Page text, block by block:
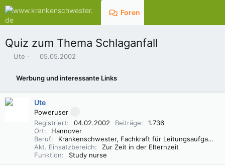
Foren
Quiz zum Thema Schlaganfall
E
s
e
Ute
E
t
e
l
l
a
m
05.05.2002
Werbung und interessante Links
Ute
Poweruser
Registriert
04.02.2002 Beiträge
1.736
Ort
Hannover
Beruf
Krankenschwester, Fachkraft für Leitungsaufgaben in der Pflege (FLP)
Akt. Einsatzbereich
Zur Zeit in der Elternzeit
Funktion
Study nurse